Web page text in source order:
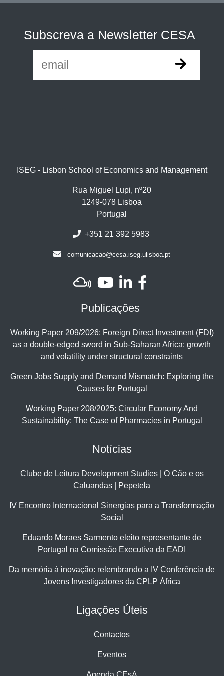
Subscreva a Newsletter CESA
ISEG - Lisbon School of Economics and Management
Rua Miguel Lupi, nº20
1249-078 Lisboa
Portugal
+351 21 392 5983
comunicacao@cesa.iseg.ulisboa.pt
Publicações
Working Paper 209/2026: Foreign Direct Investment (FDI)
as a double-edged sword in Sub-Saharan Africa: growth
and volatility under structural constraints
Green Jobs Supply and Demand Mismatch: Exploring the
Causes for Portugal
Working Paper 208/2025: Circular Economy And
Sustainability: The Case of Pharmacies in Portugal
Notícias
Clube de Leitura Development Studies | O Cão e os
Caluandas | Pepetela
IV Encontro Internacional Sinergias para a Transformação
Social
Eduardo Moraes Sarmento eleito representante de
Portugal na Comissão Executiva da EADI
Da memória à inovação: relembrando a IV Conferência de
Jovens Investigadores da CPLP África
Ligações Úteis
Contactos
Eventos
Agenda CEsA